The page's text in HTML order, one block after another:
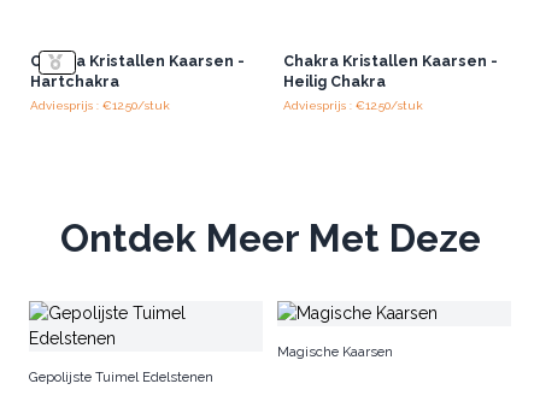
Chakra Kristallen Kaarsen -
Hartchakra
Adviesprijs : €12.50/stuk
Chakra Kristallen Kaarsen -
Heilig Chakra
Adviesprijs : €12.50/stuk
Ontdek Meer Met Deze
Gepolijste Tuimel Edelstenen
Magische Kaarsen